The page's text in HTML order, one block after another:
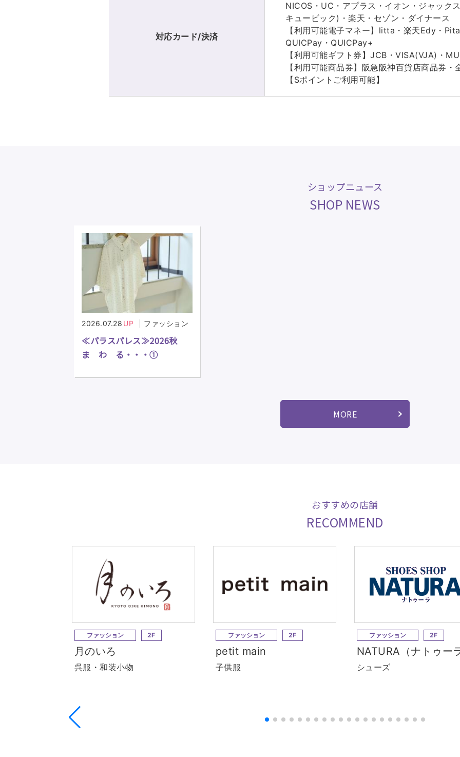
対応カード/決済
NICOS・UC・アプラス・イオン・ジャック
キュービック)・楽天・セゾン・ダイナース
【利用可能電子マネー】litta・楽天Edy・
QUICPay・QUICPay+
【利用可能ギフト券】JCB・VISA(VJA)・
【利用可能商品券】阪急阪神百貨店商品券・
【Sポイントご利用可能】
ショップニュース
SHOP NEWS
2026.07.28 UP ファッション
≪パラスパレス≫2026秋
ま わ る・・・①
MORE
おすすめの店舗
RECOMMEND
ファッション 2F
月のいろ
呉服・和装小物
ファッション 2F
petit main
子供服
ファッション 2F
NATURA（ナトゥーラ
シューズ